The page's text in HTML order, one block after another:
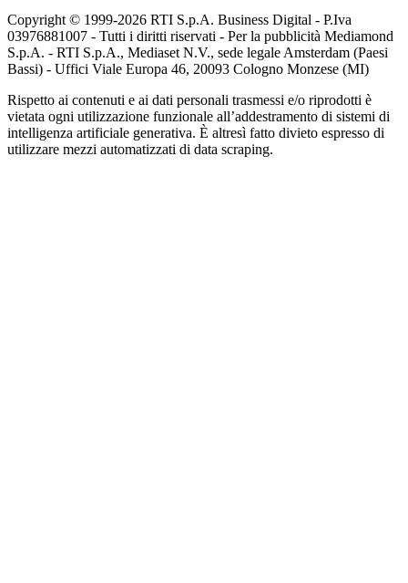
Copyright © 1999-2026 RTI S.p.A. Business Digital - P.Iva
03976881007 - Tutti i diritti riservati - Per la pubblicità Mediamond
S.p.A. - RTI S.p.A., Mediaset N.V., sede legale Amsterdam (Paesi
Bassi) - Uffici Viale Europa 46, 20093 Cologno Monzese (MI)
Rispetto ai contenuti e ai dati personali trasmessi e/o riprodotti è
vietata ogni utilizzazione funzionale all’addestramento di sistemi di
intelligenza artificiale generativa. È altresì fatto divieto espresso di
utilizzare mezzi automatizzati di data scraping.